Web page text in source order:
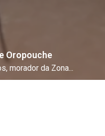
Oropouche
morador da Zona...